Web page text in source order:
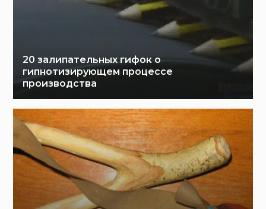
20 залипательных гифок о
гипнотизирующем процессе
производства